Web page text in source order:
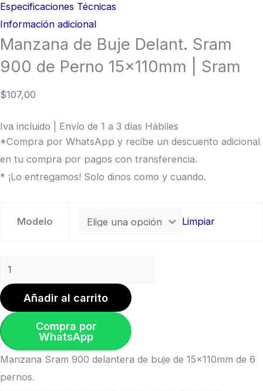
Especificaciones Técnicas
Información adicional
Manzana de Buje Delant. Sram
900 de Perno 15x110mm | Sram
$107,00
Iva incluido | Envío de 1 a 3 días Hábiles
*Compra por WhatsApp y recibe un descuento adicional
en tu compra por pagos con transferencia.
* ¡Lo entregamos! Solo dinos como y cuando.
Modelo Limpiar
Añadir al carrito
Compra por
WhatsApp
Manzana Sram 900 delantera de buje de 15x110mm de 6
pernos.